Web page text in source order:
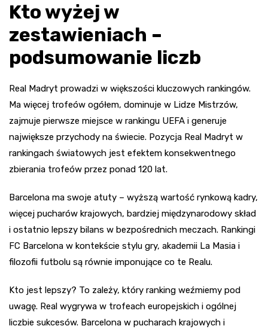
Kto wyżej w
zestawieniach –
podsumowanie liczb
Real Madryt prowadzi w większości kluczowych rankingów.
Ma więcej trofeów ogółem, dominuje w Lidze Mistrzów,
zajmuje pierwsze miejsce w rankingu UEFA i generuje
największe przychody na świecie. Pozycja Real Madryt w
rankingach światowych jest efektem konsekwentnego
zbierania trofeów przez ponad 120 lat.
Barcelona ma swoje atuty – wyższą wartość rynkową kadry,
więcej pucharów krajowych, bardziej międzynarodowy skład
i ostatnio lepszy bilans w bezpośrednich meczach. Rankingi
FC Barcelona w kontekście stylu gry, akademii La Masia i
filozofii futbolu są równie imponujące co te Realu.
Kto jest lepszy? To zależy, który ranking weźmiemy pod
uwagę. Real wygrywa w trofeach europejskich i ogólnej
liczbie sukcesów. Barcelona w pucharach krajowych i